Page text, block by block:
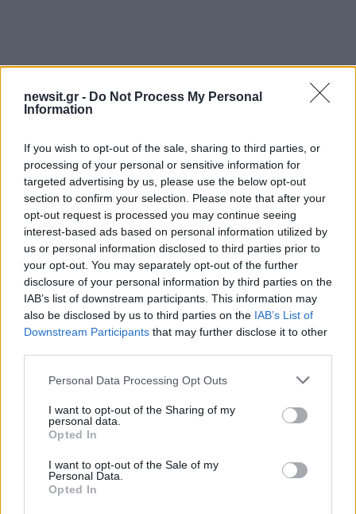
newsit.gr - Do Not Process My Personal
Information
If you wish to opt-out of the sale, sharing to third parties, or
processing of your personal or sensitive information for
targeted advertising by us, please use the below opt-out
section to confirm your selection. Please note that after your
opt-out request is processed you may continue seeing
interest-based ads based on personal information utilized by
us or personal information disclosed to third parties prior to
your opt-out. You may separately opt-out of the further
disclosure of your personal information by third parties on the
IAB’s list of downstream participants. This information may
also be disclosed by us to third parties on the IAB’s List of
Downstream Participants that may further disclose it to other
Please note that this website/app uses one or more Google
not limited to your visit or usage behaviour. You may click to
grant or deny consent to Google and its third-party tags to
use your data for below specified purposes in below Google
consent section.
Personal Data Processing Opt Outs
I want to opt-out of the Sharing of my
personal data.
Opted In
I want to opt-out of the Sale of my
Personal Data.
Opted In
Ντικούδης, Φώτσης Τσαρτσαρής και
Διαμαντίδης δίνουν το “παρών”, αποχαιρετώντας
τον Γιάννη Ιωαννίδη, με τον οποίο
συνεργάστηκαν στην Εθνική μπάσκετ. Λίγο πριν,
έφτασαν στο σημείο οι Φασούλας και Αλβέρτης.